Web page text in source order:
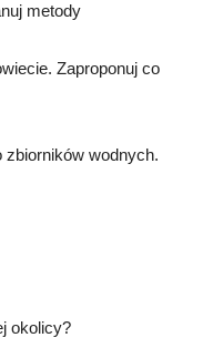
metody
Zaproponuj co
wodnych.
okolicy?